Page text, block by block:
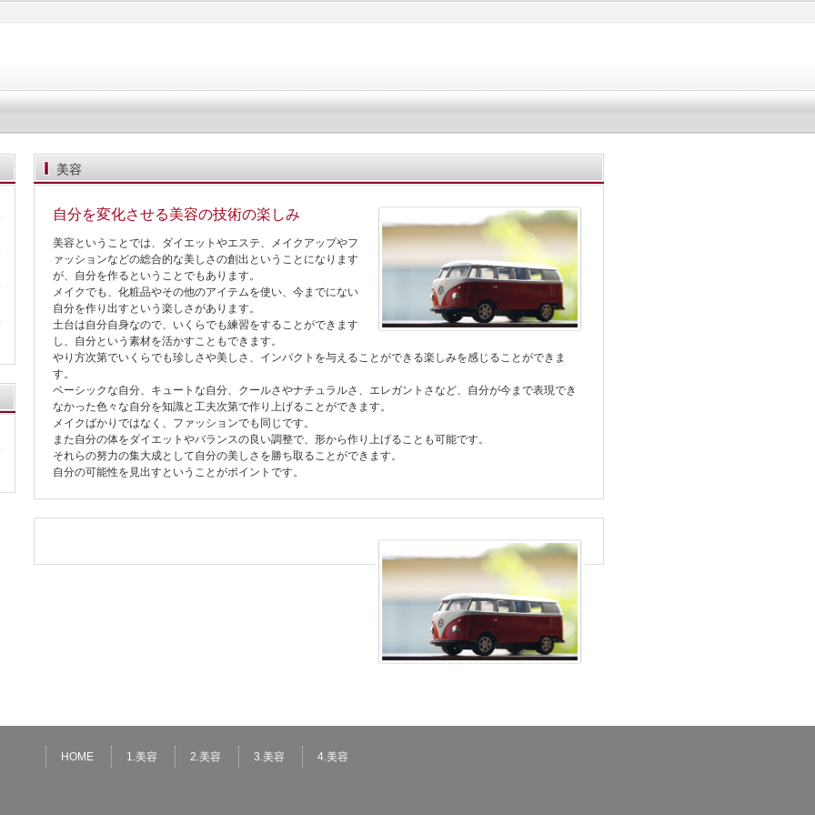
美容
自分を変化させる美容の技術の楽しみ
美容ということでは、ダイエットやエステ、メイクアップやフ
ァッションなどの総合的な美しさの創出ということになります
が、自分を作るということでもあります。
メイクでも、化粧品やその他のアイテムを使い、今までにない
自分を作り出すという楽しさがあります。
土台は自分自身なので、いくらでも練習をすることができます
し、自分という素材を活かすこともできます。
やり方次第でいくらでも珍しさや美しさ、インパクトを与えることができる楽しみを感じることができま
す。
ベーシックな自分、キュートな自分、クールさやナチュラルさ、エレガントさなど、自分が今まで表現でき
なかった色々な自分を知識と工夫次第で作り上げることができます。
メイクばかりではなく、ファッションでも同じです。
また自分の体をダイエットやバランスの良い調整で、形から作り上げることも可能です。
それらの努力の集大成として自分の美しさを勝ち取ることができます。
自分の可能性を見出すということがポイントです。
HOME 1.美容 2.美容 3.美容 4.美容